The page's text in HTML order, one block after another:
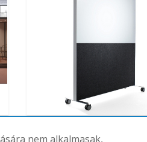
nem alkalmasak,